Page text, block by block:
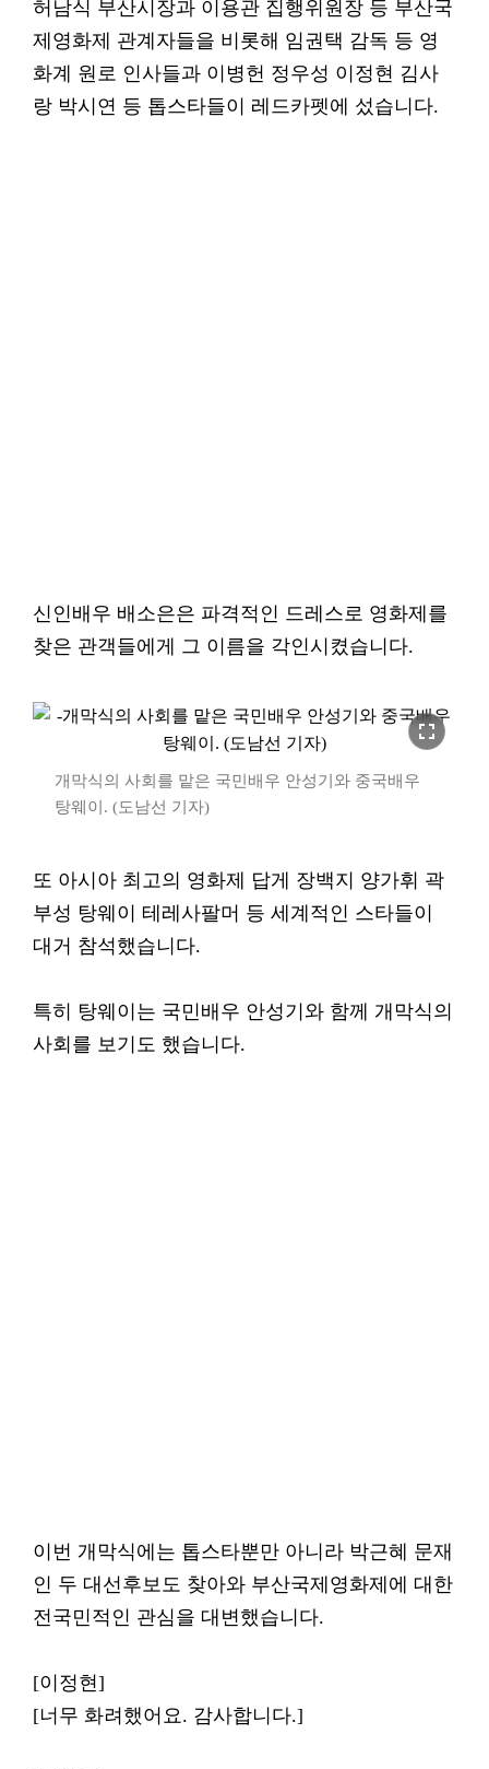
허남식 부산시장과 이용관 집행위원장 등 부산국
제영화제 관계자들을 비롯해 임권택 감독 등 영
화계 원로 인사들과 이병헌 정우성 이정현 김사
랑 박시연 등 톱스타들이 레드카펫에 섰습니다.
신인배우 배소은은 파격적인 드레스로 영화제를
찾은 관객들에게 그 이름을 각인시켰습니다.
fullscreen
개막식의 사회를 맡은 국민배우 안성기와 중국배우
탕웨이. (도남선 기자)
또 아시아 최고의 영화제 답게 장백지 양가휘 곽
부성 탕웨이 테레사팔머 등 세계적인 스타들이
대거 참석했습니다.
특히 탕웨이는 국민배우 안성기와 함께 개막식의
사회를 보기도 했습니다.
이번 개막식에는 톱스타뿐만 아니라 박근혜 문재
인 두 대선후보도 찾아와 부산국제영화제에 대한
전국민적인 관심을 대변했습니다.
[이정현]
[너무 화려했어요. 감사합니다.]